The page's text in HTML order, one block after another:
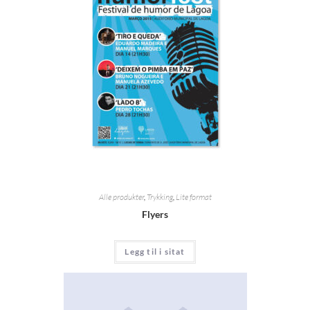
Alle produkter, Trykking, Lite format
Flyers
Legg til i sitat